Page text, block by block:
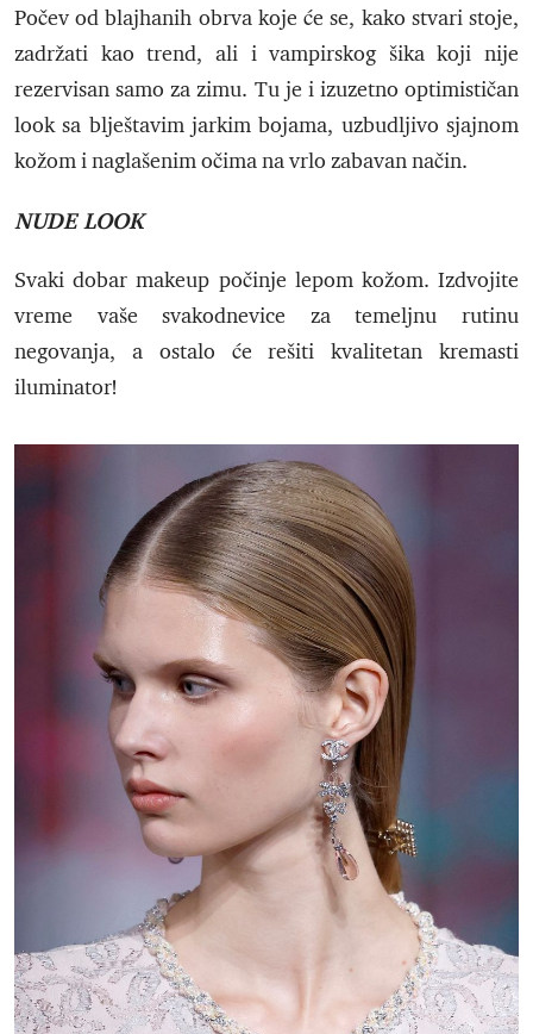
Počev od blajhanih obrva koje će se, kako stvari stoje,
zadržati kao trend, ali i vampirskog šika koji nije
rezervisan samo za zimu. Tu je i izuzetno optimističan
look sa blještavim jarkim bojama, uzbudljivo sjajnom
kožom i naglašenim očima na vrlo zabavan način.
NUDE LOOK
Svaki dobar makeup počinje lepom kožom. Izdvojite
vreme vaše svakodnevice za temeljnu rutinu
negovanja, a ostalo će rešiti kvalitetan kremasti
iluminator!